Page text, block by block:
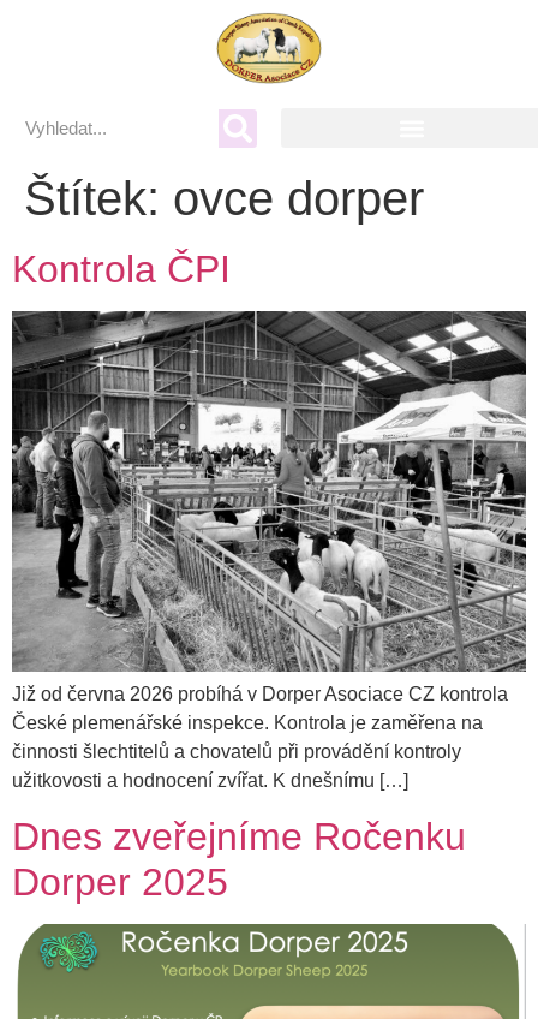
Štítek: ovce dorper
Kontrola ČPI
Již od června 2026 probíhá v Dorper Asociace CZ kontrola
České plemenářské inspekce. Kontrola je zaměřena na
činnosti šlechtitelů a chovatelů při provádění kontroly
užitkovosti a hodnocení zvířat. K dnešnímu […]
Dnes zveřejníme Ročenku
Dorper 2025